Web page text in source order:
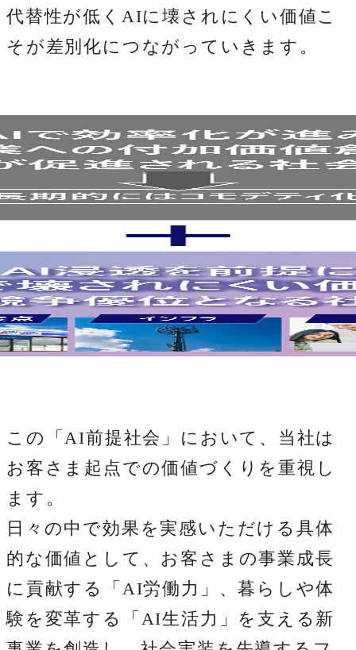
代替性が低くAIに壊されにくい価値こ
そが差別化につながっていきます。
この「AI前提社会」において、当社は
お客さま起点での価値づくりを重視し
ます。
日々の中で効果を実感いただける具体
的な価値として、お客さまの事業成長
に貢献する「AI労働力」、暮らしや体
験を変革する「AI生活力」を支える新